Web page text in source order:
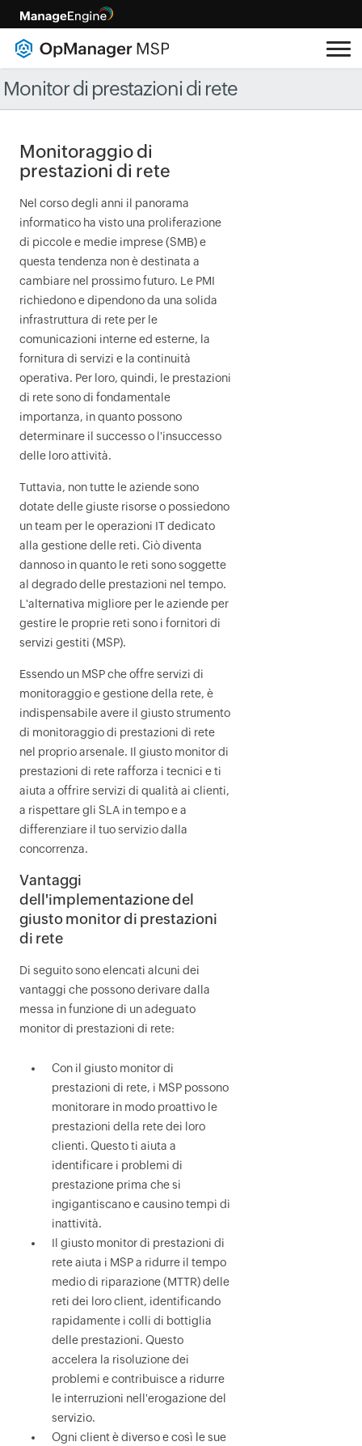
Monitor di prestazioni di rete
Monitoraggio di
prestazioni di rete
Nel corso degli anni il panorama
informatico ha visto una proliferazione
di piccole e medie imprese (SMB) e
questa tendenza non è destinata a
cambiare nel prossimo futuro. Le PMI
richiedono e dipendono da una solida
infrastruttura di rete per le
comunicazioni interne ed esterne, la
fornitura di servizi e la continuità
operativa. Per loro, quindi, le prestazioni
di rete sono di fondamentale
importanza, in quanto possono
determinare il successo o l'insuccesso
delle loro attività.
Tuttavia, non tutte le aziende sono
dotate delle giuste risorse o possiedono
un team per le operazioni IT dedicato
alla gestione delle reti. Ciò diventa
dannoso in quanto le reti sono soggette
al degrado delle prestazioni nel tempo.
L'alternativa migliore per le aziende per
gestire le proprie reti sono i fornitori di
servizi gestiti (MSP).
Essendo un MSP che offre servizi di
monitoraggio e gestione della rete, è
indispensabile avere il giusto strumento
di monitoraggio di prestazioni di rete
nel proprio arsenale. Il giusto monitor di
prestazioni di rete rafforza i tecnici e ti
aiuta a offrire servizi di qualità ai clienti,
a rispettare gli SLA in tempo e a
differenziare il tuo servizio dalla
concorrenza.
Vantaggi
dell'implementazione del
giusto monitor di prestazioni
di rete
Di seguito sono elencati alcuni dei
vantaggi che possono derivare dalla
messa in funzione di un adeguato
monitor di prestazioni di rete:
Con il giusto monitor di
prestazioni di rete, i MSP possono
monitorare in modo proattivo le
prestazioni della rete dei loro
clienti. Questo ti aiuta a
identificare i problemi di
prestazione prima che si
ingigantiscano e causino tempi di
inattività.
Il giusto monitor di prestazioni di
rete aiuta i MSP a ridurre il tempo
medio di riparazione (MTTR) delle
reti dei loro client, identificando
rapidamente i colli di bottiglia
delle prestazioni. Questo
accelera la risoluzione dei
problemi e contribuisce a ridurre
le interruzioni nell'erogazione del
servizio.
Ogni client è diverso e così le sue